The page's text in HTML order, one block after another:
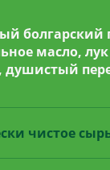
болгарский
масло,
душистый
чистое